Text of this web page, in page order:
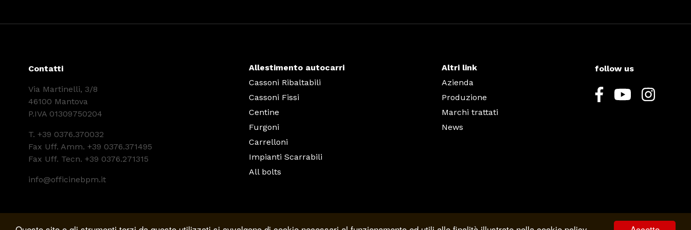
Contatti
Via Martinelli, 3/8
46100 Mantova
P.IVA 01309750204
T. +39 0376.370032
Fax Uff. Amm. +39 0376.371495
Fax Uff. Tecn. +39 0376.271315
info@officinebpm.it
Allestimento autocarri
Cassoni Ribaltabili
Cassoni Fissi
Centine
Furgoni
Carrelloni
Impianti Scarrabili
All bolts
Altri link
Azienda
Produzione
Marchi trattati
News
follow us